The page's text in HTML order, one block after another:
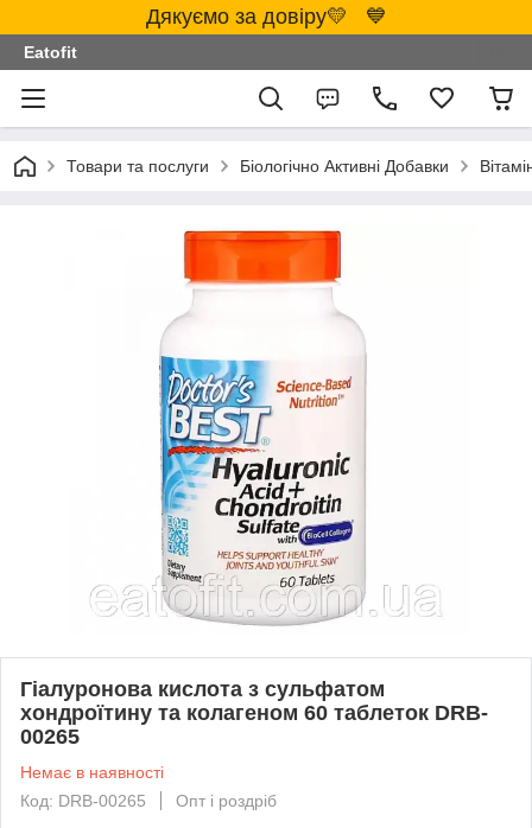
Дякуємо за довіру💛 💙
Eatofit
Товари та послуги Біологічно Активні Добавки
Гіалуронова кислота з сульфатом
хондроїтину та колагеном 60 таблеток DRB-
00265
Немає в наявності
Код: DRB-00265
Опт і роздріб